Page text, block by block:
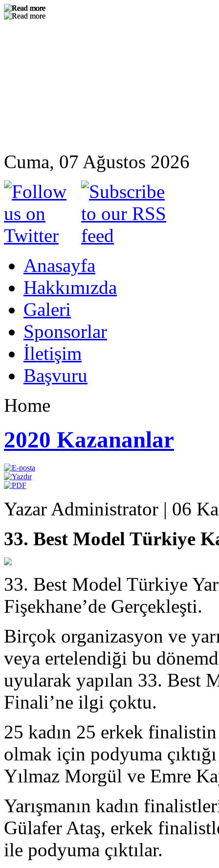
Cuma, 07 Ağustos 2026
Anasayfa
Hakkımızda
Galeri
Sponsorlar
İletişim
Başvuru
Home
2020 Kazananlar
Yazar Administrator | 06
33. Best Model Türkiye
33. Best Model Türkiye
Fişekhane’de Gerçekleşti.
Birçok organizasyon ve
veya ertelendiği bu
uyularak yapılan 33. Best
Finali’ne ilgi çoktu.
25 kadın 25 erkek
olmak için podyuma
Yılmaz Morgül ve Emre
Yarışmanın kadın
Gülafer Ataş, erkek
ile podyuma çıktılar.